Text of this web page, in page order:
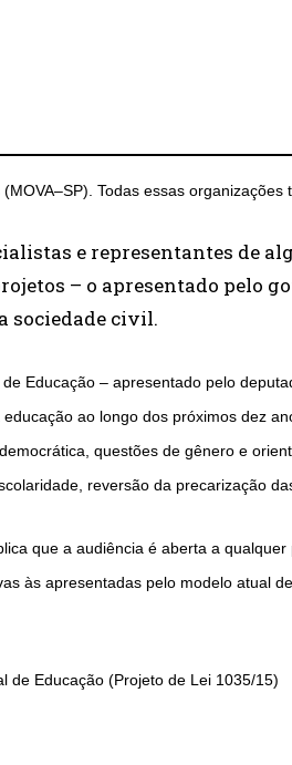
Todas essas
e representantes de
– o apresentado pelo
sociedade civil.
Educação – apresentado pelo
ao longo dos próximos dez
questões de gênero e
reversão da precarização
que a audiência é aberta a
às apresentadas pelo modelo atual
de Educação (Projeto de Lei 1035/15)